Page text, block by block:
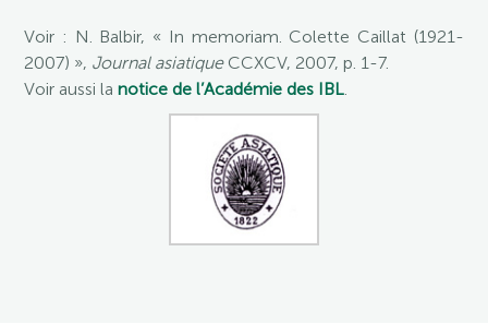
Voir : N. Balbir, « In memoriam. Colette Caillat (1921-
2007) », Journal asiatiqueCCXCV, 2007, p. 1-7.
Voir aussi lanotice de l’Académie des IBL.